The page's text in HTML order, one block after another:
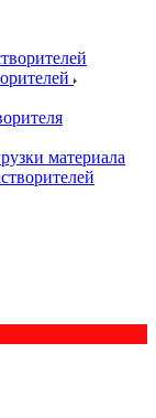
материала